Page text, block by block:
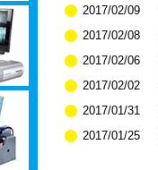
2017/02/09
2017/02/08
2017/02/06
2017/02/02
2017/01/31
2017/01/25